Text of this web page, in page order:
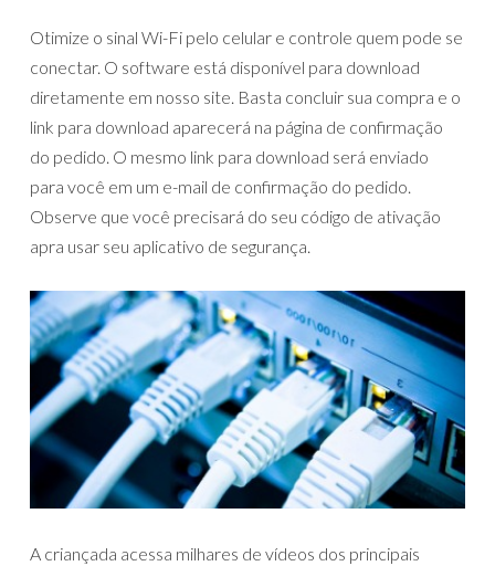
Otimize o sinal Wi-Fi pelo celular e controle quem pode se
conectar. O software está disponível para download
diretamente em nosso site. Basta concluir sua compra e o
link para download aparecerá na página de confirmação
do pedido. O mesmo link para download será enviado
para você em um e-mail de confirmação do pedido.
Observe que você precisará do seu código de ativação
apra usar seu aplicativo de segurança.
A criançada acessa milhares de vídeos dos principais